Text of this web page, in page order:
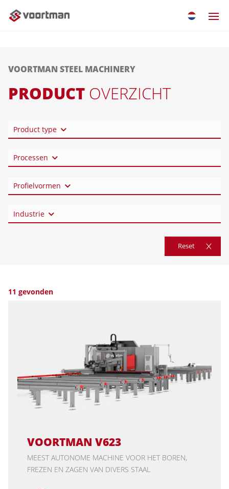
VOORTMAN STEEL MACHINERY
PRODUCT OVERZICHT
Product type
Processen
Profielvormen
Industrie
Reset
11 gevonden
VOORTMAN V623
MEEST AUTONOME MACHINE VOOR HET BOREN,
FREZEN EN ZAGEN VAN DIVERS STAAL